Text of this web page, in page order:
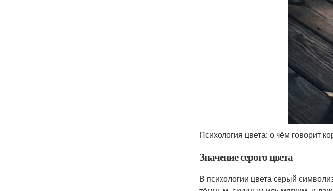
Психология цвета: о чём говорит
Значение серого цвета
В психологии цвета серый